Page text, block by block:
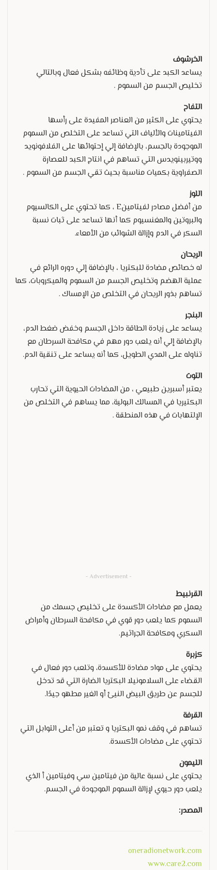
الخرشوف
يساعد الكبد على تأدية وظائفه بشكل فعال وبالتالي
تخليص الجسم من السموم .
التفاح
يحتوي على الكثير من العناصر المفيدة على رأسها
الفيتامينات والألياف التي تساعد على التخلص من السموم
الموجودة بالجسم، بالإضافة إلي إحتوائها على الفلافونويد
ووتيربينويدس التي تساهم في انتاج الكبد للعصارة
الصفراوية بكميات مناسبة بحيث تقي الجسم من السموم .
اللوز
من أفضل مصادر لفيتامينE ، كما تحتوي على الكالسيوم
والبروتين والمغنسيوم كما أنها تساعد على ثبات نسبة
السكر في الدم وإزالة الشوائب من الأمعاء.
الريحان
له خصائص مضادة للبكتريا ، بالإضافة إلي دوره الرائع في
عملية الهضم وتخليص الجسم من السموم والميكروبات، كما
تساهم بذور الريحان في التخلص من الإمساك .
البنجر
يساعد على زيادة الطاقة داخل الجسم وخفض ضغط الدم،
بالإضافة إلي أنه يلعب دور مهم في مكافحة السرطان مع
تناوله على المدي الطويل، كما أنه يساعد على تنقية الدم.
التوت
يعتبر أسبرين طبيعي ، من المضادات الحيوية التي تحارب
البكتيريا في المسالك البولية، مما يساهم في التخلص من
الإلتهابات في هذه المنطقة .
- Advertisement -
القرنبيط
يعمل مع مضادات الأكسدة على تخليص جسمك من
السموم كما يلعب دور قوي في مكافحة السرطان وأمراض
السكري ومكافحة الجراثيم.
كزبرة
يحتوي على مواد مضادة للأكسدة، وتلعب دور فعال في
القضاء على السلامونيلا البكتريا الضارة التي قد تدخل
للجسم عن طريق البيض النيئ أو الغير مطهو جيدًا.
القرفة
تساهم في وقف نمو البكتريا و تعتبر من أعلى التوابل التي
تحتوي على مضادات الأكسدة.
الليمون
يحتوي على نسبة عالية من فيتامين سي وفيتامين أ الذي
يلعب دور حيوي لإزالة السموم الموجودة في الجسم.
المصدر:
oneradionetwork.com
www.care2.com